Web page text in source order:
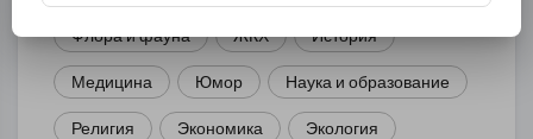
Флора и фауна ЖКХ История
Медицина Юмор Наука и образование
Религия Экономика Экология